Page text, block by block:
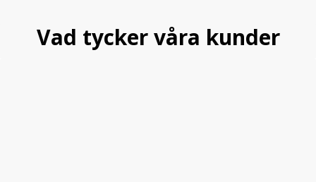
Vad tycker våra kunder